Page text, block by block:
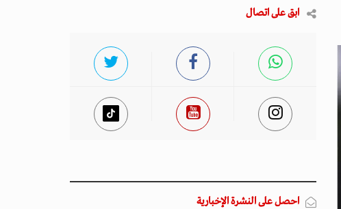
ابق على اتصال
احصل على النشرة الإخبارية